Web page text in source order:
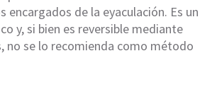
encargados de la eyaculación. Es un
y, si bien es reversible mediante
no se lo recomienda como método